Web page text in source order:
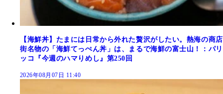
【海鮮丼】たまには日常から外れた贅沢がしたい。熱海の商店
街名物の「海鮮てっぺん丼」は、まるで海鮮の富士山！：パリ
ッコ『今週のハマりめし』第250回
2026年08月07日 11:40